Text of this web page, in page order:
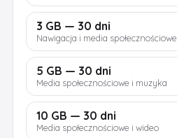
3 GB — 30 dni
Nawigacja i media społecznościowe
5 GB — 30 dni
Media społecznościowe i muzyka
10 GB — 30 dni
Media społecznościowe i wideo